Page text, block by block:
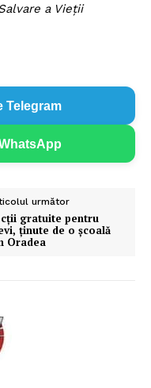
a Vieții
Telegram
următor
gratuite pentru
ținute de o școală
Oradea